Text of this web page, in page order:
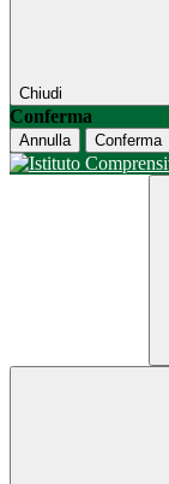
Chiudi
Conferma
Annulla Conferma